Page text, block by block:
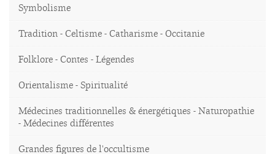
Symbolisme
Tradition - Celtisme - Catharisme - Occitanie
Folklore - Contes - Légendes
Orientalisme - Spiritualité
Médecines traditionnelles & énergétiques - Naturopathie
- Médecines différentes
Grandes figures de l'occultisme